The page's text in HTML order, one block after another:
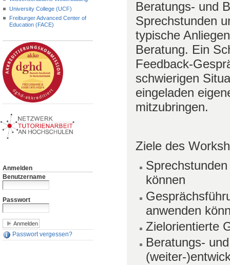
University College (UCF)
Freiburger Advanced Center of
Education (FACE)
Anmelden
Benutzername
Passwort
Passwort vergessen?
Beratungs- und
Sprechstunden
typische
Beratung. Ein
Feedback-
schwierigen
eingeladen
mitzubringen.
Ziele des
können
anwenden
Zielorientierte
Beratungs-
(weiter-